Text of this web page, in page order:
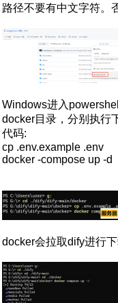
路径不要有中文字符。
Windows进入
docker目录，分别执行
代码:
cp .env.example .env
docker -compose up -d
docker会拉取dify进行